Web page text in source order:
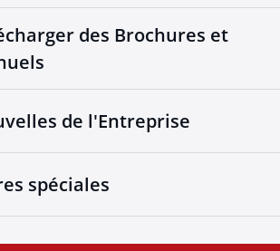
des Brochures et
de l'Entreprise
spéciales